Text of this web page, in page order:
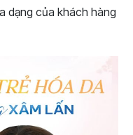
dạng của khách hàng